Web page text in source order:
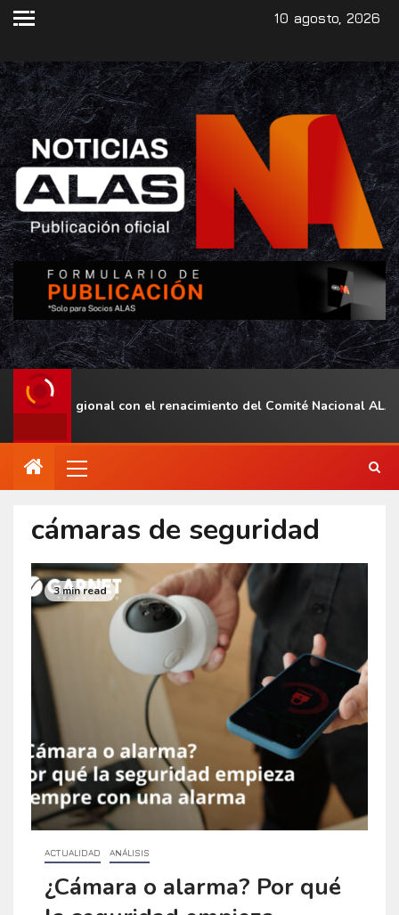
10 agosto, 2026
regional con el renacimiento del Comité Nacional ALAS
cámaras de seguridad
3 min read
ACTUALIDAD ANÁLISIS
¿Cámara o alarma? Por qué